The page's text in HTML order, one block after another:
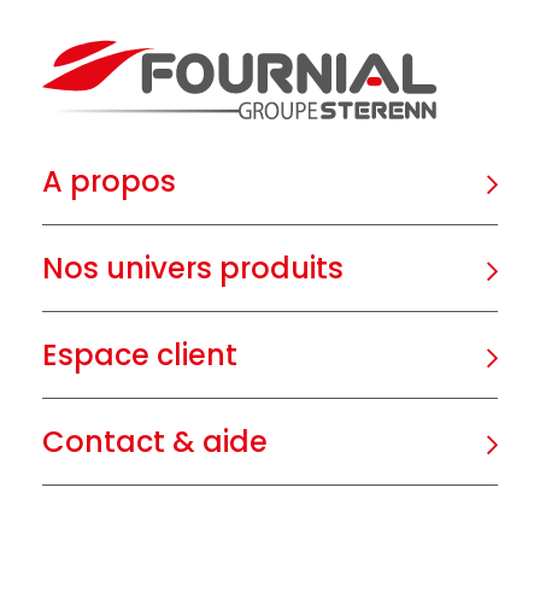
A propos
Nos univers produits
Espace client
Contact & aide